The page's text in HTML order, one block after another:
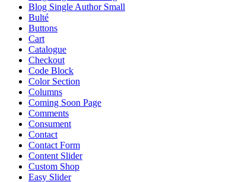
Blog Single Author Small
Bulté
Buttons
Cart
Catalogue
Checkout
Code Block
Color Section
Columns
Coming Soon Page
Comments
Consument
Contact
Contact Form
Content Slider
Custom Shop
Easy Slider